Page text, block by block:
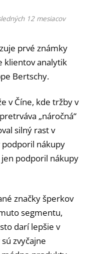
12 mesiacov
prvé známky
klientov analytik
Bertschy.
v Číne, kde tržby v
pretrváva „náročná“
silný rast v
podporil nákupy
podporil nákupy
značky šperkov
segmentu,
darí lepšie v
zvyčajne